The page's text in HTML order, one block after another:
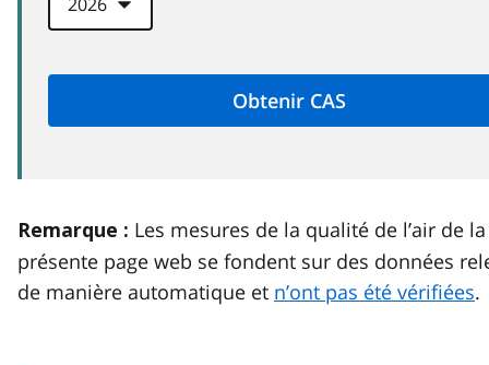
Remarque : Les mesures de la qualité de l’air de la
présente page web se fondent sur des données
de manière automatique et n’ont pas été vérifiées.